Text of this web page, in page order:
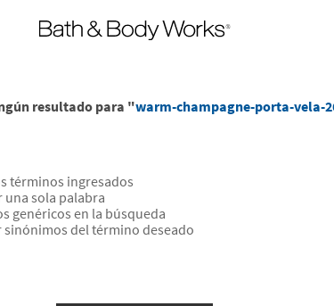
resultado para "warm-champagne-porta-vela-
términos ingresados
sola palabra
genéricos en la búsqueda
sinónimos del término deseado